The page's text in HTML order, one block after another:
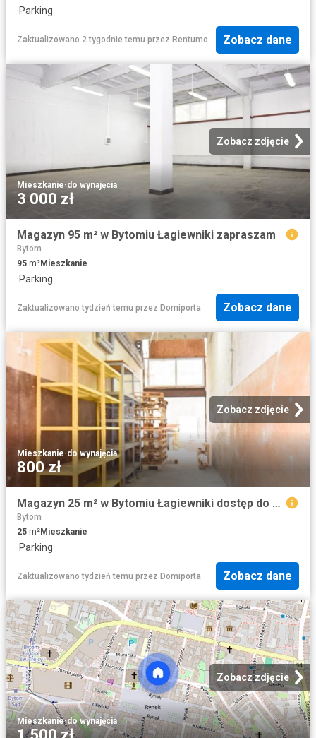
·Parking
Zaktualizowano 2 tygodnie temu przez Rentumo Zobacz dane
Zobacz zdjęcie
Mieszkanie·do wynajęcia
3 000 zł
Magazyn 95 m² w Bytomiu Łagiewniki zapraszam
Bytom
95 m²Mieszkanie
·Parking
Zaktualizowano tydzień temu przez Domiporta Zobacz dane
Zobacz zdjęcie
Mieszkanie·do wynajęcia
800 zł
Magazyn 25 m² w Bytomiu Łagiewniki dostęp do prądu i parking
Bytom
25 m²Mieszkanie
·Parking
Zaktualizowano tydzień temu przez Domiporta Zobacz dane
Zobacz zdjęcie
Mieszkanie·do wynajęcia